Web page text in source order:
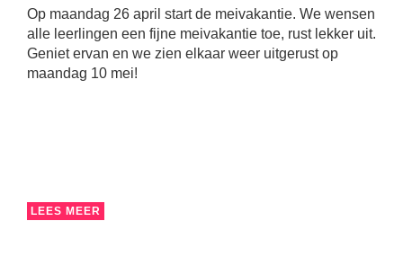
Op maandag 26 april start de meivakantie. We wensen
alle leerlingen een fijne meivakantie toe, rust lekker uit.
Geniet ervan en we zien elkaar weer uitgerust op
maandag 10 mei!
LEES MEER